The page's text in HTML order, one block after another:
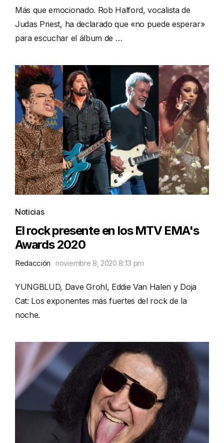
Más que emocionado. Rob Halford, vocalista de
Judas Priest, ha declarado que «no puede esperar»
para escuchar el álbum de …
Noticias
El rock presente en los MTV EMA's
Awards 2020
Redacción noviembre 8, 2020 8:13 pm
YUNGBLUD, Dave Grohl, Eddie Van Halen y Doja
Cat: Los exponentes más fuertes del rock de la
noche.